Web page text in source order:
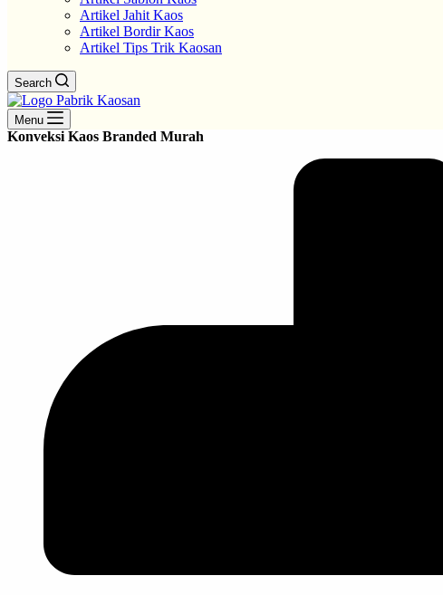
Artikel Jahit Kaos
Artikel Bordir Kaos
Artikel Tips Trik Kaosan
Search
Menu
Konveksi Kaos Branded Murah